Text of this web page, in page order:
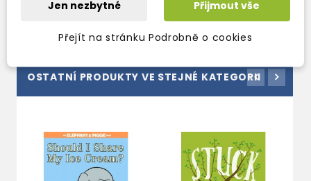
OSTATNÍ PRODUKTY VE STEJNÉ KATEGORII
Jen nezbytné Přijmout vše
Přejít na stránku Podrobně o cookies